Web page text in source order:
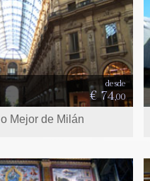
desde
€ 74,00
lo Mejor de Milán